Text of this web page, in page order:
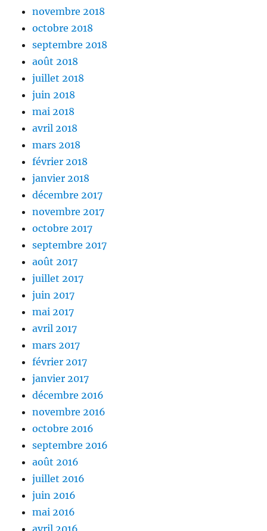
novembre 2018
octobre 2018
septembre 2018
août 2018
juillet 2018
juin 2018
mai 2018
avril 2018
mars 2018
février 2018
janvier 2018
décembre 2017
novembre 2017
octobre 2017
septembre 2017
août 2017
juillet 2017
juin 2017
mai 2017
avril 2017
mars 2017
février 2017
janvier 2017
décembre 2016
novembre 2016
octobre 2016
septembre 2016
août 2016
juillet 2016
juin 2016
mai 2016
avril 2016